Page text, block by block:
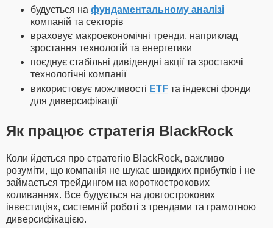
будується на фундаментальному аналізі
компаній та секторів
враховує макроекономічні тренди, наприклад
зростання технологій та енергетики
поєднує стабільні дивідендні акції та зростаючі
технологічні компанії
використовує можливості ETF та індексні фонди
для диверсифікації
Як працює стратегія BlackRock
Коли йдеться про стратегію BlackRock, важливо
розуміти, що компанія не шукає швидких прибутків і не
займається трейдингом на короткострокових
коливаннях. Все будується на довгострокових
інвестиціях, системній роботі з трендами та грамотною
диверсифікацією.